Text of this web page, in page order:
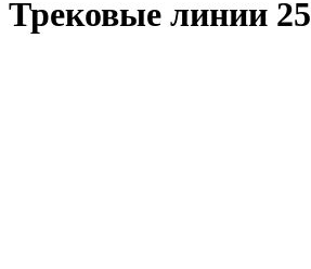
Трековые линии 25